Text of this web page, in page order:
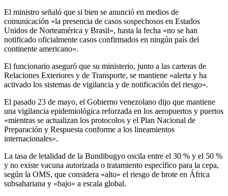
El ministro señaló que si bien se anunció en medios de
comunicación «la presencia de casos sospechosos en Estados
Unidos de Norteamérica y Brasil», hasta la fecha «no se han
notificado oficialmente casos confirmados en ningún país del
continente americano».
El funcionario aseguró que su ministerio, junto a las carteras de
Relaciones Exteriores y de Transporte, se mantiene «alerta y ha
activado los sistemas de vigilancia y de notificación del riesgo».
El pasado 23 de mayo, el Gobierno venezolano dijo que mantiene
una vigilancia epidemiológica reforzada en los aeropuertos y puertos
«mientras se actualizan los protocolos y el Plan Nacional de
Preparación y Respuesta conforme a los lineamientos
internacionales».
La tasa de letalidad de la Bundibugyo oscila entre el 30 % y el 50 %
y no existe vacuna autorizada o tratamiento específico para la cepa,
según la OMS, que considera «alto» el riesgo de brote en África
subsahariana y «bajo» a escala global.